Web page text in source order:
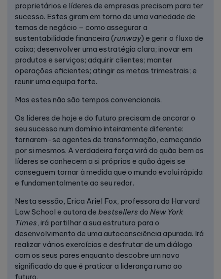
proprietários e líderes de empresas precisam para ter
sucesso. Estes giram em torno de uma variedade de
temas de negócio – como assegurar a
sustentabilidade financeira (runway) e gerir o fluxo de
caixa; desenvolver uma estratégia clara; inovar em
produtos e serviços; adquirir clientes; manter
operações eficientes; atingir as metas trimestrais; e
reunir uma equipa forte.
Mas estes não são tempos convencionais.
Os líderes de hoje e do futuro precisam de ancorar o
seu sucesso num domínio inteiramente diferente:
tornarem-se agentes de transformação, começando
por si mesmos. A verdadeira força virá do quão bem os
líderes se conhecem a si próprios e quão ágeis se
conseguem tornar à medida que o mundo evolui rápida
e fundamentalmente ao seu redor.
Nesta sessão, Erica Ariel Fox, professora da Harvard
Law School e autora de bestsellers do New York
Times, irá partilhar a sua estrutura para o
desenvolvimento de uma autoconsciência apurada. Irá
realizar vários exercícios e desfrutar de um diálogo
com os seus pares enquanto descobre um novo
significado do que é praticar a liderança rumo ao
futuro.